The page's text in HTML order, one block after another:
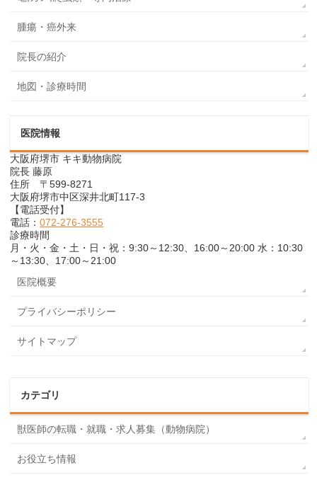
腫瘍・癌外来
院長の紹介
地図・診療時間
医院情報
大阪府堺市 キキ動物病院
院長 藤原
住所 〒599-8271
大阪府堺市中区深井北町117-3
【電話受付】
電話：072-276-3555
診療時間
月・火・金・土・日・祝：9:30～12:30、16:00～20:00 水：10:30
～13:30、17:00～21:00
医院概要
プライバシーポリシー
サイトマップ
カテゴリ
獣医師の転職・就職・求人募集（動物病院）
お役立ち情報